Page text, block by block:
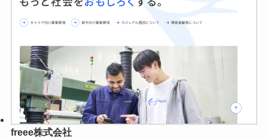
freee株式会社